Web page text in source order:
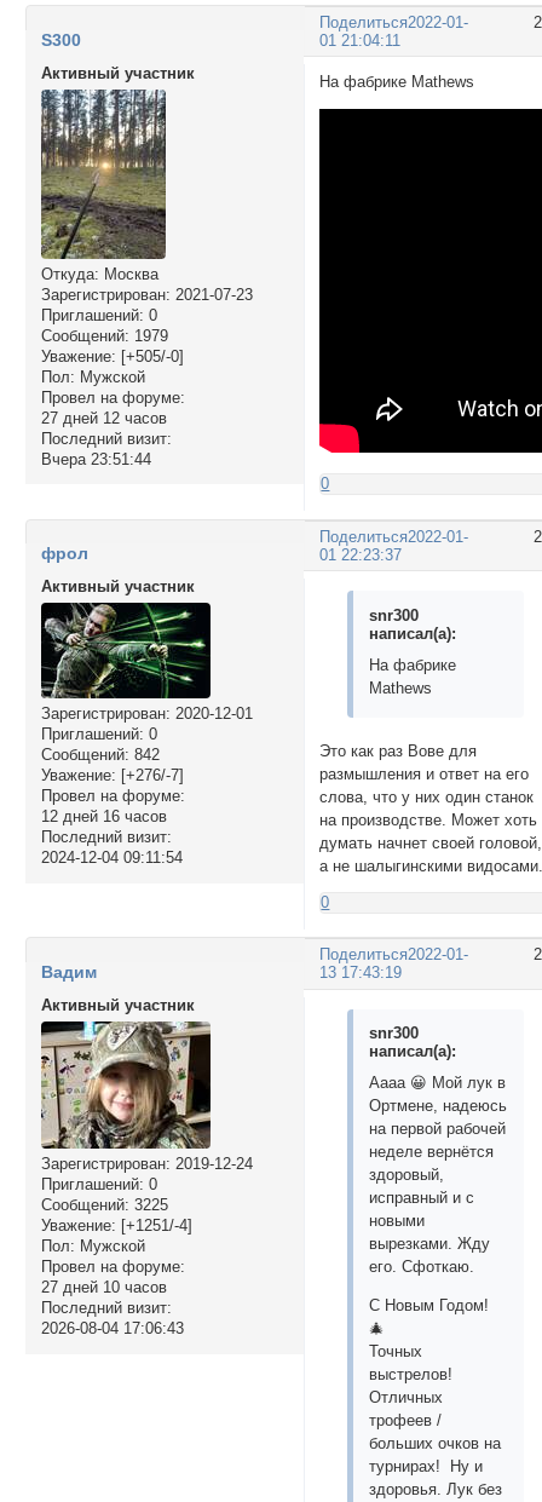
Поделиться2022-01-
01 21:04:11
S300
Активный участник
Откуда: Москва
Зарегистрирован: 2021-07-23
Приглашений: 0
Сообщений: 1979
Уважение: [+505/-0]
Пол: Мужской
Провел на форуме:
27 дней 12 часов
Последний визит:
Вчера 23:51:44
На фабрике Mathews
0
Поделиться2022-01-
01 22:23:37
фрол
Активный участник
Зарегистрирован: 2020-12-01
Приглашений: 0
Сообщений: 842
Уважение: [+276/-7]
Провел на форуме:
12 дней 16 часов
Последний визит:
2024-12-04 09:11:54
snr300
написал(а):
На фабрике
Mathews
Это как раз Вове для
размышления и ответ на его
слова, что у них один станок
на производстве. Может хоть
думать начнет своей головой,
а не шалыгинскими
0
Поделиться2022-01-
13 17:43:19
Вадим
Активный участник
Зарегистрирован: 2019-12-24
Приглашений: 0
Сообщений: 3225
Уважение: [+1251/-4]
Пол: Мужской
Провел на форуме:
27 дней 10 часов
Последний визит:
2026-08-04 17:06:43
snr300
написал(а):
Аааа 😀 Мой лук в
Ортмене, надеюсь
на первой рабочей
неделе вернётся
здоровый,
исправный и с
новыми
вырезками. Жду
его. Сфоткаю.
С Новым Годом!
🎄
Точных
выстрелов!
Отличных
трофеев /
больших очков на
турнирах! Ну и
здоровья. Лук без